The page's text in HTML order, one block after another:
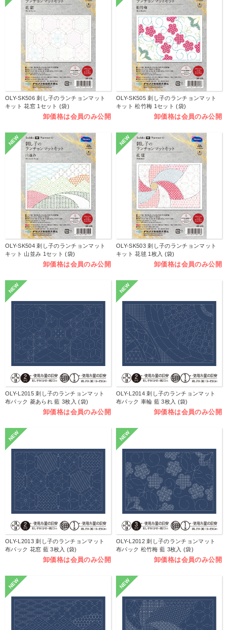
OLY-SK506 刺し子のランチョンマット
キット 花窓 1セット (袋)
卸価格は会員のみ公開
OLY-SK505 刺し子のランチョンマット
キット 松竹梅 1セット (袋)
卸価格は会員のみ公開
NEW
OLY-SK504 刺し子のランチョンマット
キット 山並み 1セット (袋)
卸価格は会員のみ公開
NEW
OLY-SK503 刺し子のランチョンマット
キット 花毬 1枚入 (袋)
卸価格は会員のみ公開
NEW
OLY-L2015 刺し子のランチョンマット
布パック 菱あられ 藍 3枚入 (袋)
卸価格は会員のみ公開
NEW
OLY-L2014 刺し子のランチョンマット
布パック 車輪 藍 3枚入 (袋)
卸価格は会員のみ公開
NEW
OLY-L2013 刺し子のランチョンマット
布パック 花窓 藍 3枚入 (袋)
卸価格は会員のみ公開
NEW
OLY-L2012 刺し子のランチョンマット
布パック 松竹梅 藍 3枚入 (袋)
卸価格は会員のみ公開
NEW NEW